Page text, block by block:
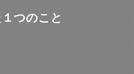
つのこと